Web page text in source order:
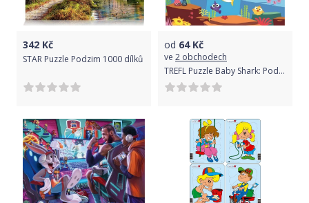
342 Kč
STAR Puzzle Podzim 1000 dílků
od 64Kč
ve 2 obchodech
TREFL Puzzle Baby Shark: Podmořský svět žraloků 30 dílků